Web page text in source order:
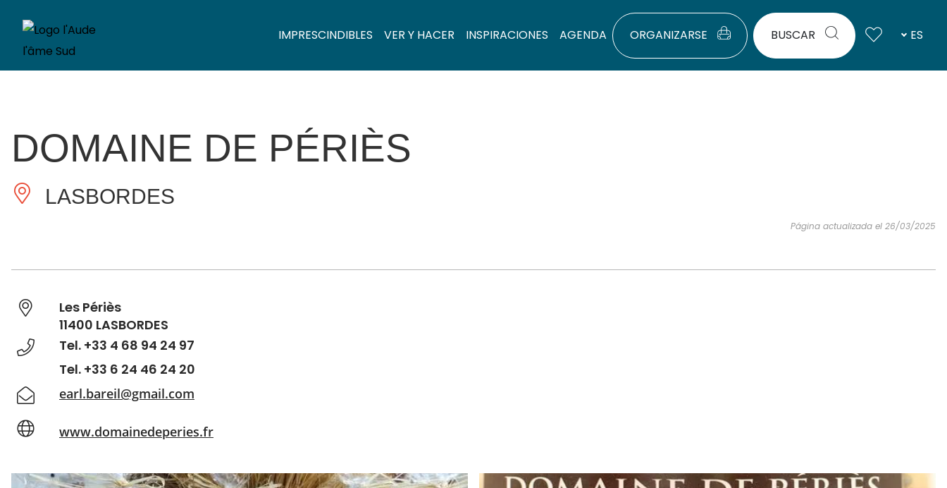
IMPRESCINDIBLES VER Y HACER INSPIRACIONES AGENDA ORGANIZARSE BUSCAR ES
DOMAINE DE PÉRIÈS
LASBORDES
Página actualizada el 26/03/2025
Les Périès
11400 LASBORDES
Tel. +33 4 68 94 24 97
Tel. +33 6 24 46 24 20
earl.bareil@gmail.com
www.domainedeperies.fr